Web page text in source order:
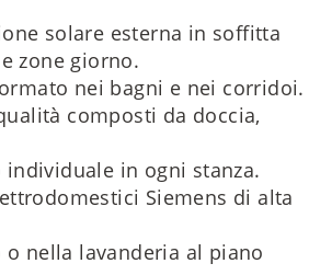
solare esterna in soffitta
zone giorno.
nei bagni e nei corridoi.
composti da doccia,
in ogni stanza.
Siemens di alta
nella lavanderia al piano